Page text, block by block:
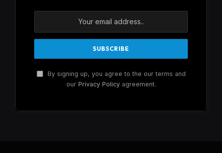
By signing up, you agree to the our terms and
our Privacy Policyagreement.